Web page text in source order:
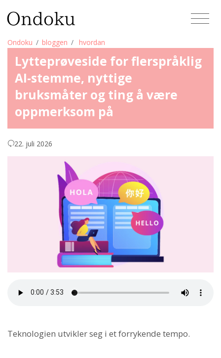
Ondoku bloggen hvordan
Lytteprøveside for flerspråklig
AI-stemme, nyttige
bruksmåter og ting å være
oppmerksom på
22. juli 2026
Teknologien utvikler seg i et forrykende tempo.